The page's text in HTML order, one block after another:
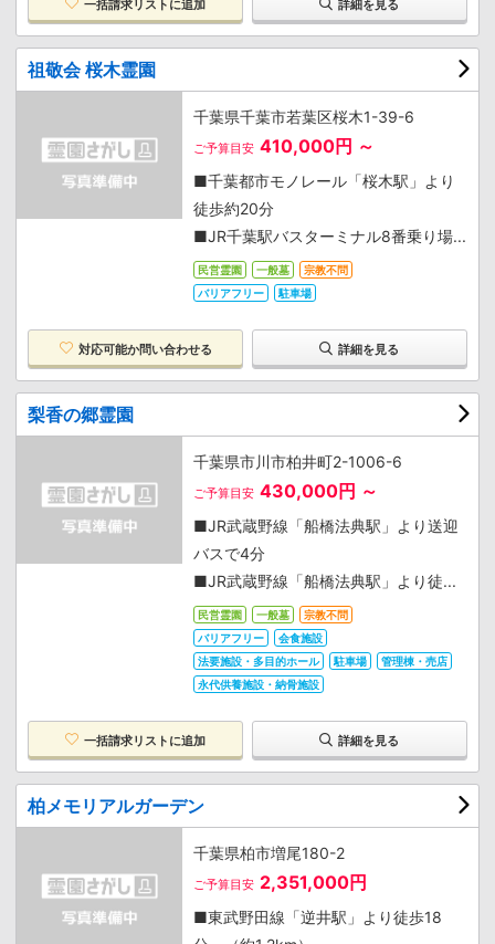
一括請求リストに追加 詳細を見る
祖敬会 桜木霊園
千葉県千葉市若葉区桜木1-39-6
ご予算目安 410,000円 ～
■千葉都市モノレール「桜木駅」より
徒歩約20分
■JR千葉駅バスターミナル8番乗り場...
民営霊園 一般墓
宗教不問
バリアフリー
駐車場
対応可能か問い合わせる 詳細を見る
梨香の郷霊園
千葉県市川市柏井町2-1006-6
ご予算目安 430,000円 ～
■JR武蔵野線「船橋法典駅」より送迎
バスで4分
■JR武蔵野線「船橋法典駅」より徒...
民営霊園 一般墓
宗教不問
バリアフリー
会食施設
法要施設・多目的ホール
駐車場
管理棟・売店
永代供養施設・納骨施設
一括請求リストに追加 詳細を見る
柏メモリアルガーデン
千葉県柏市増尾180-2
ご予算目安 2,351,000円
■東武野田線「逆井駅」より徒歩18